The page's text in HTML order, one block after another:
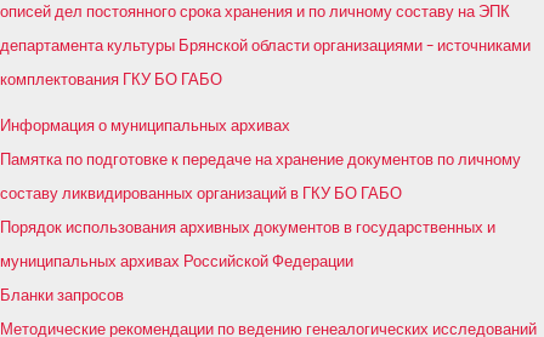
описей дел постоянного срока хранения и по личному составу на ЭПК
департамента культуры Брянской области организациями – источниками
комплектования ГКУ БО ГАБО
Информация о муниципальных архивах
Памятка по подготовке к передаче на хранение документов по личному
составу ликвидированных организаций в ГКУ БО ГАБО
Порядок использования архивных документов в государственных и
муниципальных архивах Российской Федерации
Бланки запросов
Методические рекомендации по ведению генеалогических исследований